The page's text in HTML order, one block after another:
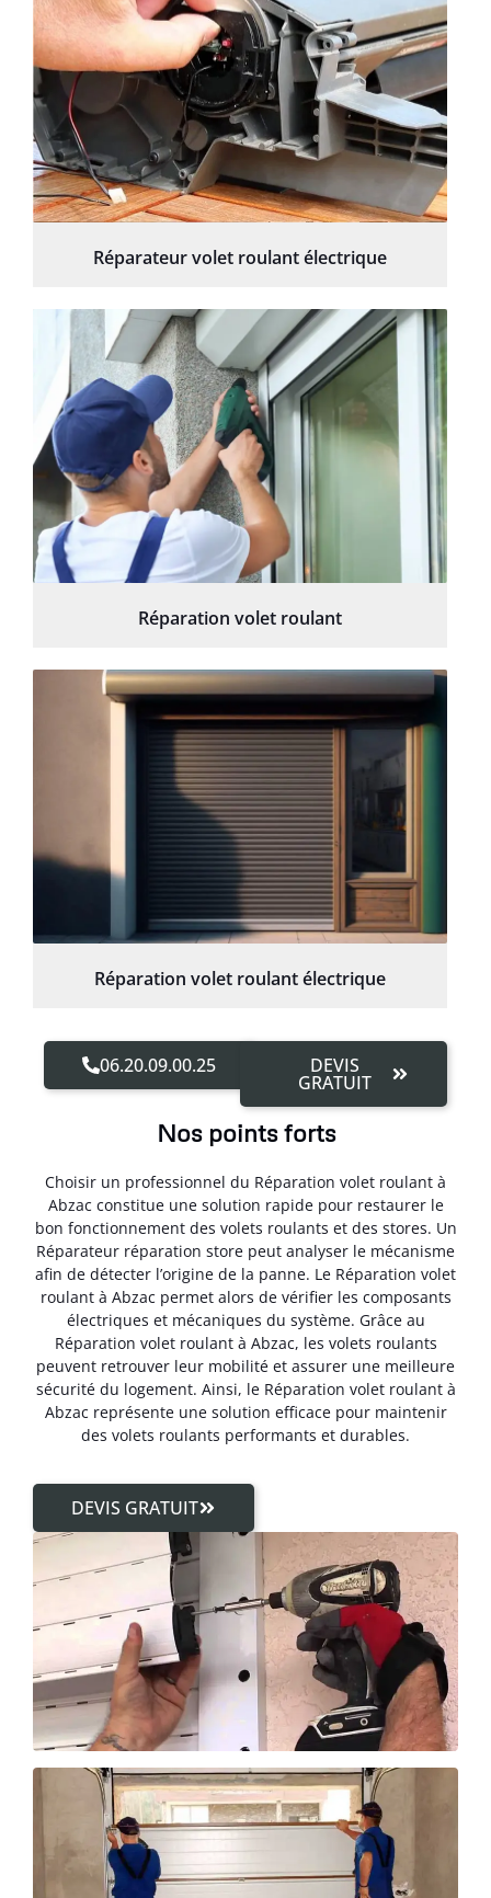
Réparateur volet roulant électrique
Réparation volet roulant
Réparation volet roulant électrique
06.20.09.00.25 DEVIS
GRATUIT
Nos points forts
Choisir un professionnel du Réparation volet roulant à
Abzac constitue une solution rapide pour restaurer le
bon fonctionnement des volets roulants et des stores. Un
Réparateur réparation store peut analyser le mécanisme
afin de détecter l’origine de la panne. Le Réparation volet
roulant à Abzac permet alors de vérifier les composants
électriques et mécaniques du système. Grâce au
Réparation volet roulant à Abzac, les volets roulants
peuvent retrouver leur mobilité et assurer une meilleure
sécurité du logement. Ainsi, le Réparation volet roulant à
Abzac représente une solution efficace pour maintenir
des volets roulants performants et durables.
DEVIS GRATUIT